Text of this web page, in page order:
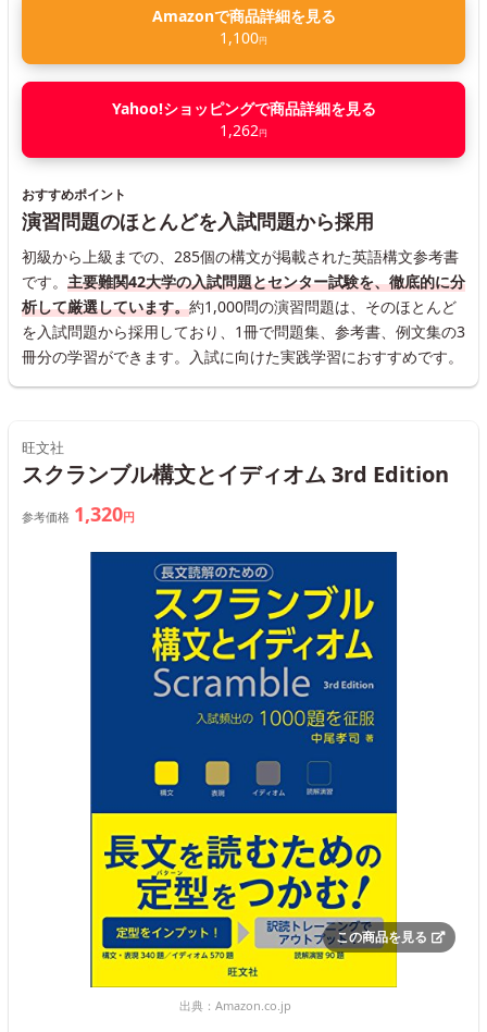
Amazonで商品詳細を見る
1,100円
Yahoo!ショッピングで商品詳細を見る
1,262円
おすすめポイント
演習問題のほとんどを入試問題から採用
初級から上級までの、285個の構文が掲載された英語構文参考書
です。 主要難関42大学の入試問題とセンター試験を、徹底的に分
析して厳選しています。約1,000問の演習問題は、そのほとんど
を入試問題から採用しており、1冊で問題集、参考書、例文集の3
冊分の学習ができます。入試に向けた実践学習におすすめです。
旺文社
スクランブル構文とイディオム 3rd Edition
参考価格 1,320円
この商品を見る
出典： Amazon.co.jp